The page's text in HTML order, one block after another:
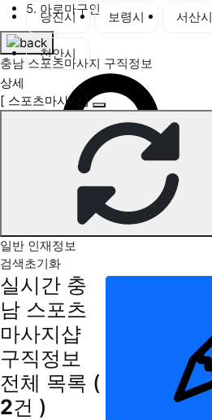
5. 아로마구인
충남 스포츠마사지 구직정보
당진시 보령시 서산시
천안시
상세
[ 스포츠마사지 ]
일반 인재정보
검색초기화
실시간 충
남 스포츠
마사지샵
구직정보
전체 목록 (
2건 )